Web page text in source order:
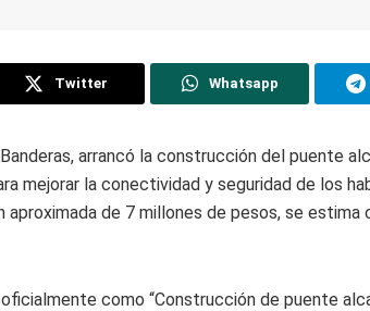
Twitter Whatsapp
arrancó la construcción del puente
mejorar la conectividad y seguridad de los
aproximada de 7 millones de pesos, se
como “Construcción de puente